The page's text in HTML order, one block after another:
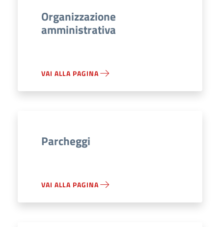
Organizzazione
amministrativa
VAI ALLA PAGINA
Parcheggi
VAI ALLA PAGINA